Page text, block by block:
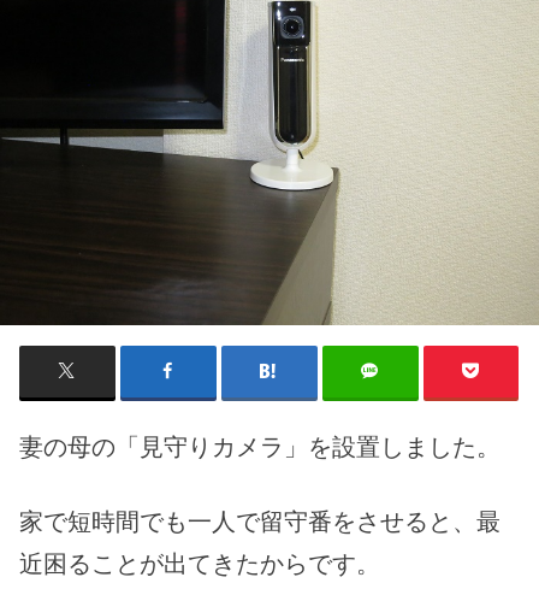
妻の母の「見守りカメラ」を設置しました。
家で短時間でも一人で留守番をさせると、最
近困ることが出てきたからです。